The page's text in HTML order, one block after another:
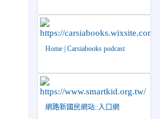
校籃球隊參加115年花蓮縣
縣長盃籃球錦標賽 榮獲亞
軍！
2026-04-09
校中正國小115年度(1~3年
級)健康促進繪畫比賽優勝
名單
2026-04-08
Home | Carsiabooks podcast
網路新國民網站::入口網